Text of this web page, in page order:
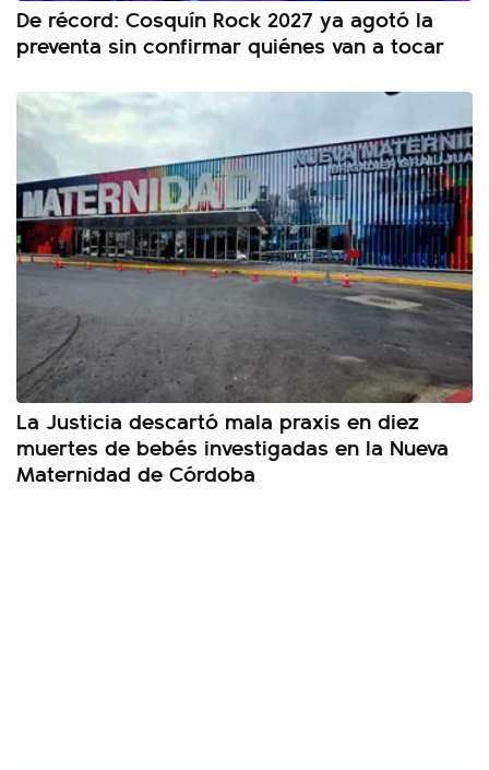
De récord: Cosquín Rock 2027 ya agotó la
preventa sin confirmar quiénes van a tocar
La Justicia descartó mala praxis en diez
muertes de bebés investigadas en la Nueva
Maternidad de Córdoba